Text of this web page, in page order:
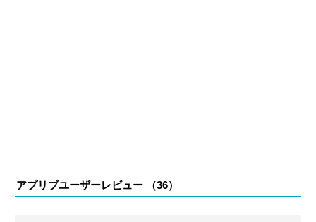
アプリブユーザーレビュー （36）